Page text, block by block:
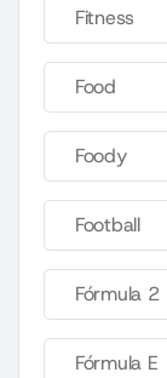
Fitness
Food
Foody
Football
Fórmula 2
Fórmula E